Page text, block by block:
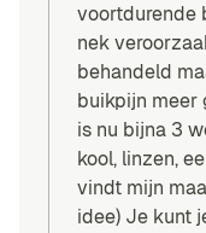
voortdurende
nek
behandeld
buikpijn meer
is nu bijna 3
kool, linzen,
vindt mijn
idee) Je kunt